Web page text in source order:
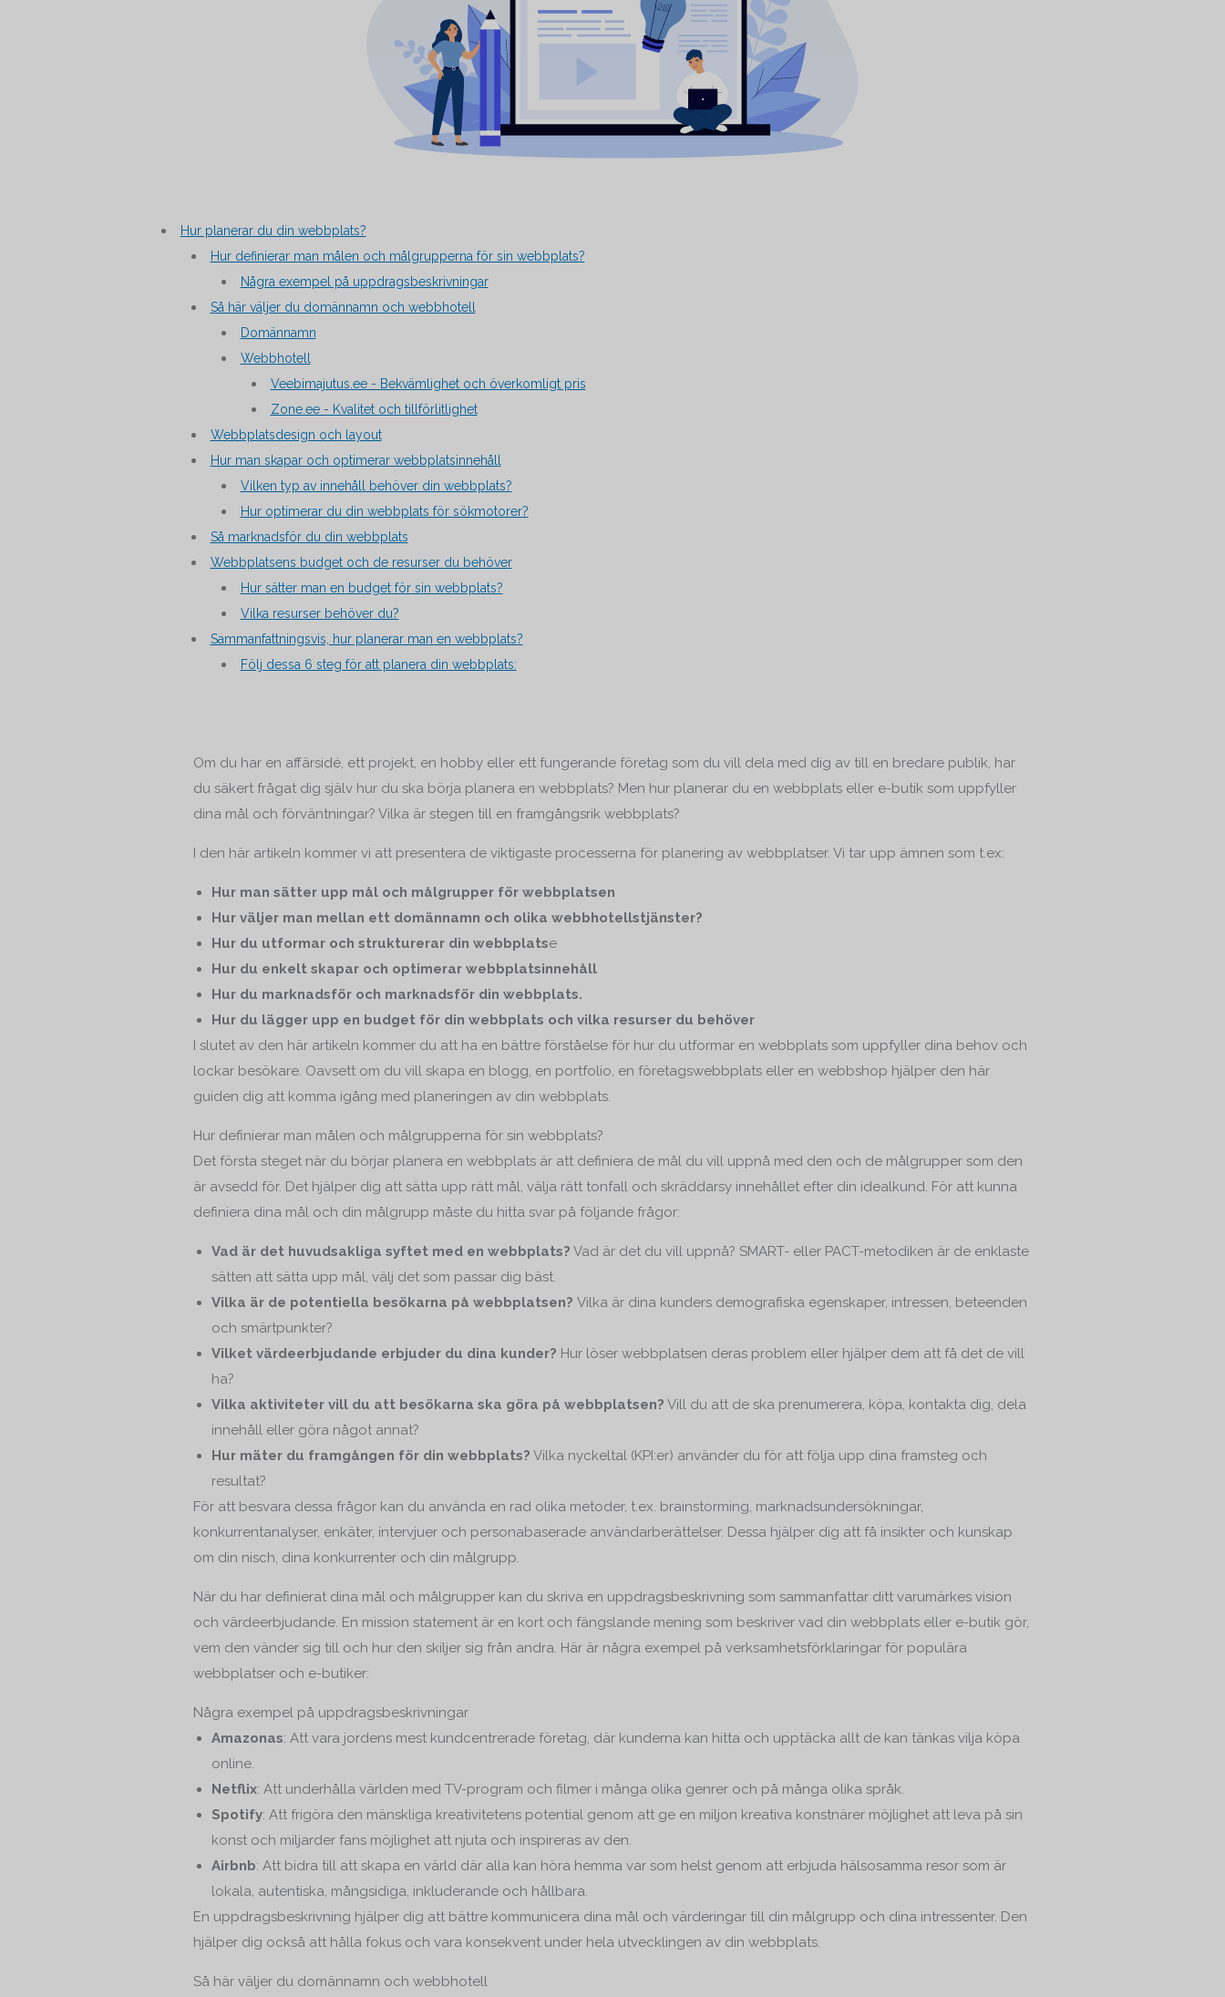
Hur planerar du din webbplats?
Hur definierar man målen och målgrupperna för sin webbplats?
Några exempel på uppdragsbeskrivningar
Så här väljer du domännamn och webbhotell
Domännamn
Webbhotell
Veebimajutus.ee - Bekvämlighet och överkomligt pris
Zone.ee - Kvalitet och tillförlitlighet
Webbplatsdesign och layout
Hur man skapar och optimerar webbplatsinnehåll
Vilken typ av innehåll behöver din webbplats?
Hur optimerar du din webbplats för sökmotorer?
Så marknadsför du din webbplats
Webbplatsens budget och de resurser du behöver
Hur sätter man en budget för sin webbplats?
Vilka resurser behöver du?
Sammanfattningsvis, hur planerar man en webbplats?
Följ dessa 6 steg för att planera din webbplats:
Om du har en affärsidé, ett projekt, en hobby eller ett fungerande företag som du vill dela med dig av till en bredare publik, har
du säkert frågat dig själv hur du ska börja planera en webbplats? Men hur planerar du en webbplats eller e-butik som uppfyller
dina mål och förväntningar? Vilka är stegen till en framgångsrik webbplats?
I den här artikeln kommer vi att presentera de viktigaste processerna för planering av webbplatser. Vi tar upp ämnen som t.ex:
Hur man sätter upp mål och målgrupper för webbplatsen
Hur väljer man mellan ett domännamn och olika webbhotellstjänster?
Hur du utformar och strukturerar din webbplatse
Hur du enkelt skapar och optimerar webbplatsinnehåll
Hur du marknadsför och marknadsför din webbplats.
Hur du lägger upp en budget för din webbplats och vilka resurser du behöver
I slutet av den här artikeln kommer du att ha en bättre förståelse för hur du utformar en webbplats som uppfyller dina behov och
lockar besökare. Oavsett om du vill skapa en blogg, en portfolio, en företagswebbplats eller en webbshop hjälper den här
guiden dig att komma igång med planeringen av din webbplats.
Hur definierar man målen och målgrupperna för sin webbplats?
Det första steget när du börjar planera en webbplats är att definiera de mål du vill uppnå med den och de målgrupper som den
är avsedd för. Det hjälper dig att sätta upp rätt mål, välja rätt tonfall och skräddarsy innehållet efter din idealkund. För att kunna
definiera dina mål och din målgrupp måste du hitta svar på följande frågor:
Vad är det huvudsakliga syftet med en webbplats? Vad är det du vill uppnå? SMART- eller PACT-metodiken är de enklaste
sätten att sätta upp mål, välj det som passar dig bäst.
Vilka är de potentiella besökarna på webbplatsen? Vilka är dina kunders demografiska egenskaper, intressen, beteenden
och smärtpunkter?
Vilket värdeerbjudande erbjuder du dina kunder? Hur löser webbplatsen deras problem eller hjälper dem att få det de vill
ha?
Vilka aktiviteter vill du att besökarna ska göra på webbplatsen? Vill du att de ska prenumerera, köpa, kontakta dig, dela
innehåll eller göra något annat?
Hur mäter du framgången för din webbplats? Vilka nyckeltal (KPI:er) använder du för att följa upp dina framsteg och
resultat?
För att besvara dessa frågor kan du använda en rad olika metoder, t.ex. brainstorming, marknadsundersökningar,
konkurrentanalyser, enkäter, intervjuer och personabaserade användarberättelser. Dessa hjälper dig att få insikter och kunskap
om din nisch, dina konkurrenter och din målgrupp.
När du har definierat dina mål och målgrupper kan du skriva en uppdragsbeskrivning som sammanfattar ditt varumärkes vision
och värdeerbjudande. En mission statement är en kort och fängslande mening som beskriver vad din webbplats eller e-butik gör,
vem den vänder sig till och hur den skiljer sig från andra. Här är några exempel på verksamhetsförklaringar för populära
webbplatser och e-butiker:
Några exempel på uppdragsbeskrivningar
Amazonas: Att vara jordens mest kundcentrerade företag, där kunderna kan hitta och upptäcka allt de kan tänkas vilja köpa
online.
Netflix: Att underhålla världen med TV-program och filmer i många olika genrer och på många olika språk.
Spotify: Att frigöra den mänskliga kreativitetens potential genom att ge en miljon kreativa konstnärer möjlighet att leva på sin
konst och miljarder fans möjlighet att njuta och inspireras av den.
Airbnb: Att bidra till att skapa en värld där alla kan höra hemma var som helst genom att erbjuda hälsosamma resor som är
lokala, autentiska, mångsidiga, inkluderande och hållbara.
En uppdragsbeskrivning hjälper dig att bättre kommunicera dina mål och värderingar till din målgrupp och dina intressenter. Den
hjälper dig också att hålla fokus och vara konsekvent under hela utvecklingen av din webbplats.
Så här väljer du domännamn och webbhotell